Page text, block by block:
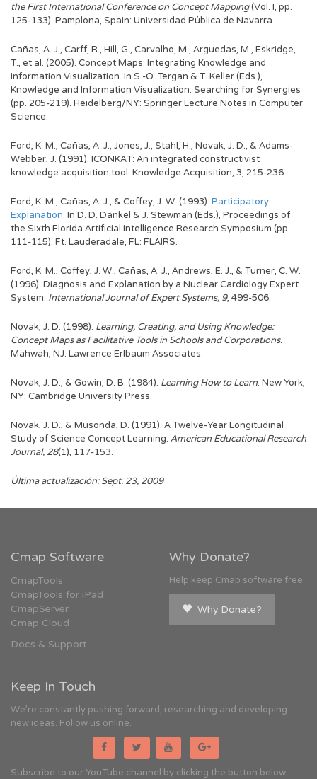
the First International Conference on Concept Mapping(Vol. I, pp.
125-133). Pamplona, Spain: Universidad Pública de Navarra.
Cañas, A. J., Carff, R., Hill, G., Carvalho, M., Arguedas, M., Eskridge,
T., et al. (2005). Concept Maps: Integrating Knowledge and
Information Visualization. In S.-O. Tergan & T. Keller (Eds.),
Knowledge and Information Visualization: Searching for Synergies
(pp. 205-219). Heidelberg/NY: Springer Lecture Notes in Computer
Science.
Ford, K. M., Cañas, A. J., Jones, J., Stahl, H., Novak, J. D., & Adams-
Webber, J. (1991). ICONKAT: An integrated constructivist
knowledge acquisition tool. Knowledge Acquisition, 3, 215-236.
Ford, K. M., Cañas, A. J., & Coffey, J. W. (1993). Participatory
Explanation. In D. D. Dankel & J. Stewman (Eds.), Proceedings of
the Sixth Florida Artificial Intelligence Research Symposium (pp.
111-115). Ft. Lauderadale, FL: FLAIRS.
Ford, K. M., Coffey, J. W., Cañas, A. J., Andrews, E. J., & Turner, C. W.
(1996). Diagnosis and Explanation by a Nuclear Cardiology Expert
System. International Journal of Expert Systems, 9, 499-506.
Novak, J. D. (1998). Learning, Creating, and Using Knowledge:
Concept Maps as Facilitative Tools in Schools and Corporations.
Mahwah, NJ: Lawrence Erlbaum Associates.
Novak, J. D., & Gowin, D. B. (1984). Learning How to Learn. New York,
NY: Cambridge University Press.
Novak, J. D., & Musonda, D. (1991). A Twelve-Year Longitudinal
Study of Science Concept Learning. American Educational Research
Journal, 28(1), 117-153.
Última actualización: Sept. 23, 2009
Cmap Software
CmapTools
CmapTools for iPad
CmapServer
Cmap Cloud
Docs & Support
Why Donate?
Help keep Cmap software free.
Why Donate?
Keep In Touch
We're constantly pushing forward, researching and developing
new ideas. Follow us online.
Subscribe to our YouTube channel by clicking the button below.